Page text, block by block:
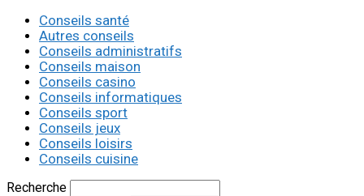
Conseils santé
Autres conseils
Conseils administratifs
Conseils maison
Conseils casino
Conseils informatiques
Conseils sport
Conseils jeux
Conseils loisirs
Conseils cuisine
Recherche